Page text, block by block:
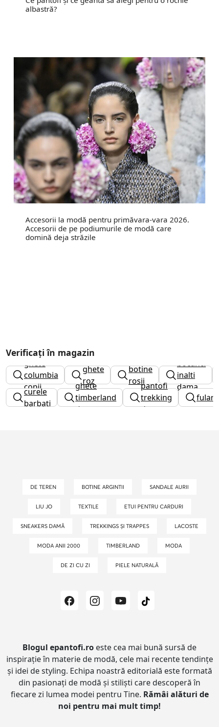
albastră?
Accesorii la modă pentru primăvara-vara 2026.
Accesorii de pe podiumurile de modă care
domină deja străzile
Verificați în magazin
ghete
columbia
copii
ghete
roz
botine
rosii
bocanci
inalti
dama
curele
barbati
ghete
timberland
dama
pantofi
trekking
dama
fular
DE TEREN BOTINE ARGINTII SANDALE AURII
LIU JO TEXTILE ETUI PENTRU CARDURI
SNEAKERS DAMĂ TREKKINGS ȘI TRAPPES LACOSTE
MODA ANII 2000 TIMBERLAND MODA
DE ZI CU ZI PIELE NATURALĂ
Blogul epantofi.ro este cea mai bună sursă de
inspirație în materie de modă, cele mai recente tendințe
și idei de styling. Echipa noastră editorială este formată
din pasionați de modă și stiliști care descoperă în
fiecare zi lumea modei pentru Tine. Rămâi alături de
noi pentru mai mult timp!